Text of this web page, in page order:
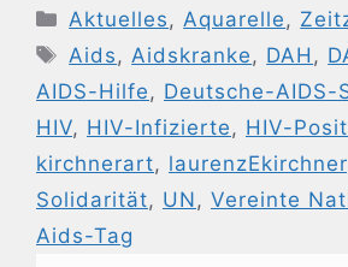
Kategorien
Aktuelles , Aquarelle ,
Schlagwörter
Aids , Aidskranke , DAH ,
AIDS-Hilfe , Deutsche-AIDS-
HIV, HIV-Infizierte , HIV-
kirchnerart, laurenzEkirchner
Solidarität, UN , Vereinte
Aids-Tag